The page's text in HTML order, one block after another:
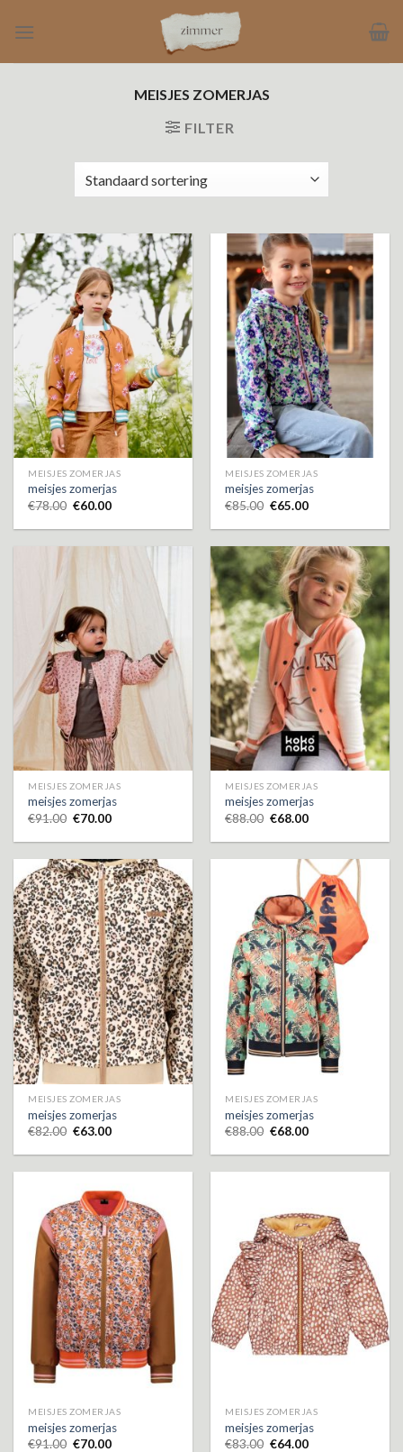
naar
MEISJES ZOMERJAS
FILTER
MEISJES ZOMERJAS
meisjes zomerjas
€78.00 €60.00
MEISJES ZOMERJAS
meisjes zomerjas
€85.00 €65.00
MEISJES ZOMERJAS
meisjes zomerjas
€91.00 €70.00
MEISJES ZOMERJAS
meisjes zomerjas
€88.00 €68.00
MEISJES ZOMERJAS
meisjes zomerjas
€82.00 €63.00
MEISJES ZOMERJAS
meisjes zomerjas
€88.00 €68.00
MEISJES ZOMERJAS
meisjes zomerjas
€91.00 €70.00
MEISJES ZOMERJAS
meisjes zomerjas
€83.00 €64.00